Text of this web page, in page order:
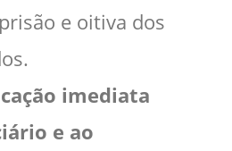
e oitiva dos
imediata
e ao